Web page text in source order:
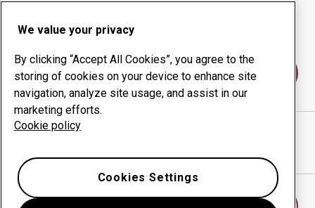
耐磨产品
咨询服务
正常运行时间管理
联系我们
METALMECANICA PROMOAMBIENTAL
We value your privacy
By clicking “Accept All Cookies”, you agree to the
storing of cookies on your device to enhance site
navigation, analyze site usage, and assist in our
marketing efforts.
Cookie policy
Cookies Settings